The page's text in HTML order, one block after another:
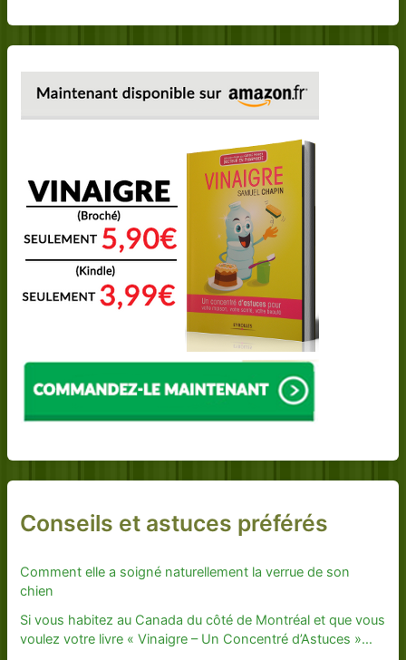
Conseils et astuces préférés
Comment elle a soigné naturellement la verrue de son
chien
Si vous habitez au Canada du côté de Montréal et que vous
voulez votre livre « Vinaigre – Un Concentré d’Astuces »…